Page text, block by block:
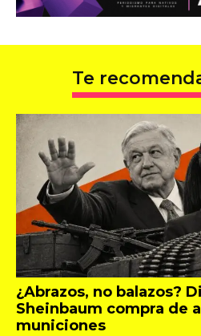
Te
¿Abrazos, no balazos?
Sheinbaum compra de
municiones